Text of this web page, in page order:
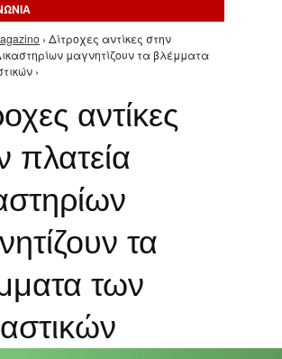
εδώ › Δίτροχες αντίκες στην
μαγνητίζουν τα βλέμματα
›
αντίκες
πλατεία
τα
των